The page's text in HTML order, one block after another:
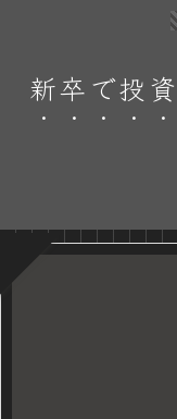
新卒で投